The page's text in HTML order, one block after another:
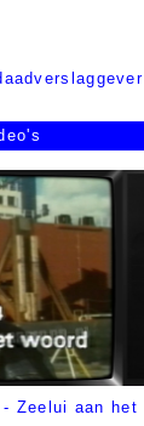
Zeelui aan het